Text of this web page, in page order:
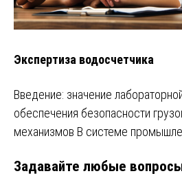
Экспертиза водосчетчика
Введение: значение
обеспечения безопасности
механизмов В системе
Задавайте любые